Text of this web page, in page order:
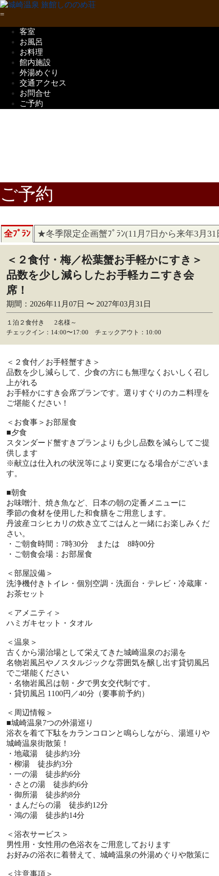
客室
お風呂
お料理
館内施設
外湯めぐり
交通アクセス
お問合せ
ご予約
ご予約
全ﾌﾟﾗﾝ ★冬季限定企画蟹ﾌﾟﾗﾝ(11月7日から来年3月
＜２食付・梅／松葉蟹お手軽かにすき＞
品数を少し減らしたお手軽カニすき会
席！
期間：2026年11月07日 〜 2027年03月31日
１泊２食付き
2名様～
チェックイン：14:00〜17:00 チェックアウト：10:00
＜２食付／お手軽蟹すき＞
品数を少し減らして、少食の方にも無理なくおいしく召し
上がれる
お手軽かにすき会席プランです。選りすぐりのカニ料理を
ご堪能ください！
＜お食事＞お部屋食
■夕食
スタンダード蟹すきプランよりも少し品数を減らしてご提
供します
※献立は仕入れの状況等により変更になる場合がございま
す。
■朝食
お味噌汁、焼き魚など、日本の朝の定番メニューに
季節の食材を使用した和食膳をご用意します。
丹波産コシヒカリの炊き立てごはんと一緒にお楽しみくだ
さい。
・ご朝食時間：7時30分 または 8時00分
・ご朝食会場：お部屋食
＜部屋設備＞
洗浄機付きトイレ・個別空調・洗面台・テレビ・冷蔵庫・
お茶セット
＜アメニティ＞
ハミガキセット・タオル
＜温泉＞
古くから湯治場として栄えてきた城崎温泉のお湯を
名物岩風呂やノスタルジックな雰囲気を醸し出す貸切風呂
でご堪能ください
・名物岩風呂は朝・夕で男女交代制です。
・貸切風呂 1100円／40分（要事前予約）
＜周辺情報＞
■城崎温泉7つの外湯巡り
浴衣を着て下駄をカランコロンと鳴らしながら、湯巡りや
城崎温泉街散策！
・地蔵湯 徒歩約3分
・柳湯 徒歩約3分
・一の湯 徒歩約6分
・さとの湯 徒歩約6分
・御所湯 徒歩約8分
・まんだらの湯 徒歩約12分
・鴻の湯 徒歩約14分
＜浴衣サービス＞
男性用・女性用の色浴衣をご用意しております
お好みの浴衣に着替えて、城崎温泉の外湯めぐりや散策に
＜注意事項＞